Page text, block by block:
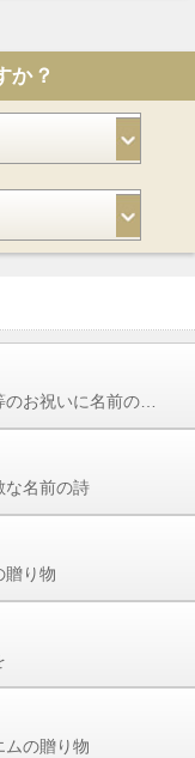
か？
な名前の詩
贈り物
ムの贈り物